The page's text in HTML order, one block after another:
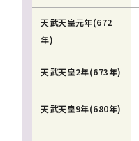
天武天皇元年(672
年)
天武天皇2年(673年)
天武天皇9年(680年)